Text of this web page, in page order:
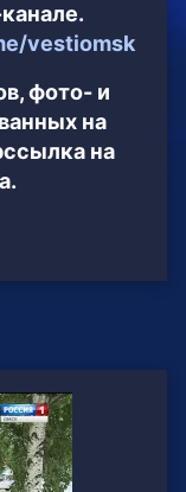
vestiomsk
фото- и
на
на